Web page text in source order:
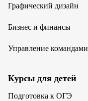
Графический дизайн
Бизнес и финансы
Управление командами
Курсы для детей
Подготовка к ОГЭ